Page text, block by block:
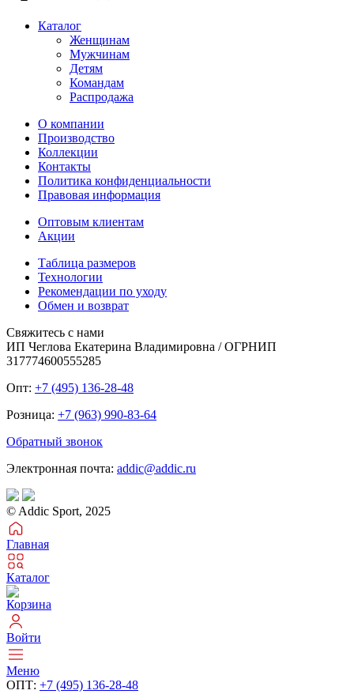
Каталог
Женщинам
Мужчинам
Детям
Командам
Распродажа
О компании
Производство
Коллекции
Контакты
Политика конфиденциальности
Правовая информация
Оптовым клиентам
Акции
Таблица размеров
Технологии
Рекомендации по уходу
Обмен и возврат
Свяжитесь с нами
ИП Чеглова Екатерина Владимировна / ОГРНИП
317774600555285
Опт: +7 (495) 136-28-48
Розница: +7 (963) 990-83-64
Обратный звонок
Электронная почта: addic@addic.ru
© Addic Sport, 2025
Главная
Каталог
Корзина
Войти
Меню
ОПТ: +7 (495) 136-28-48